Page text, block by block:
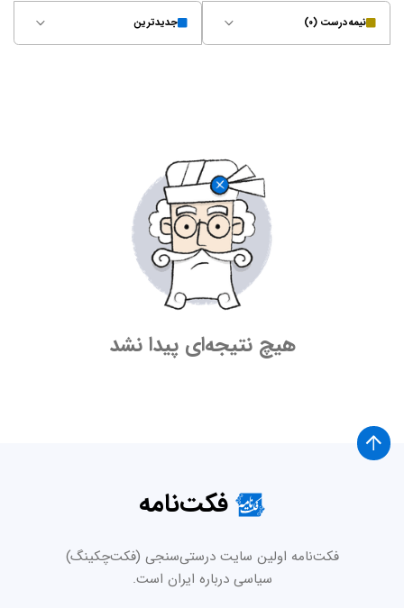
نیمه‌درست (۰) جدیدترین
هیچ نتیجه‌ای پیدا نشد
فکت‌نامه
فکت‌نامه اولین سایت درستی‌سنجی (فکت‌چکینگ)
سیاسی درباره ایران است.